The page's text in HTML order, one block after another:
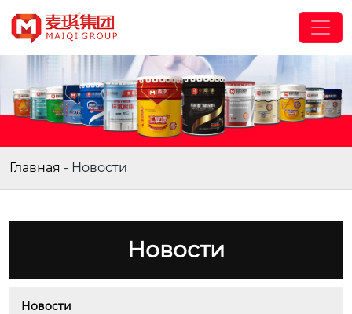
Главная - Новости
Новости
Новости